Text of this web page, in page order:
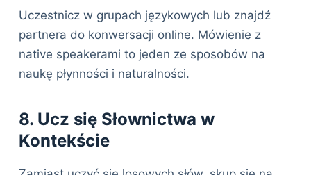
Uczestnicz w grupach językowych lub znajdź
partnera do konwersacji online. Mówienie z
native speakerami to jeden ze sposobów na
naukę płynności i naturalności.
8. Ucz się Słownictwa w
Kontekście